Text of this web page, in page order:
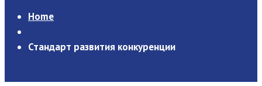
Home
Стандарт развития конкуренции